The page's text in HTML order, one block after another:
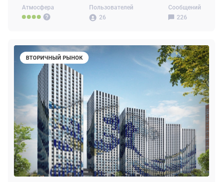
Атмосфера
Пользователей
26
Сообщений
226
ВТОРИЧНЫЙ РЫНОК